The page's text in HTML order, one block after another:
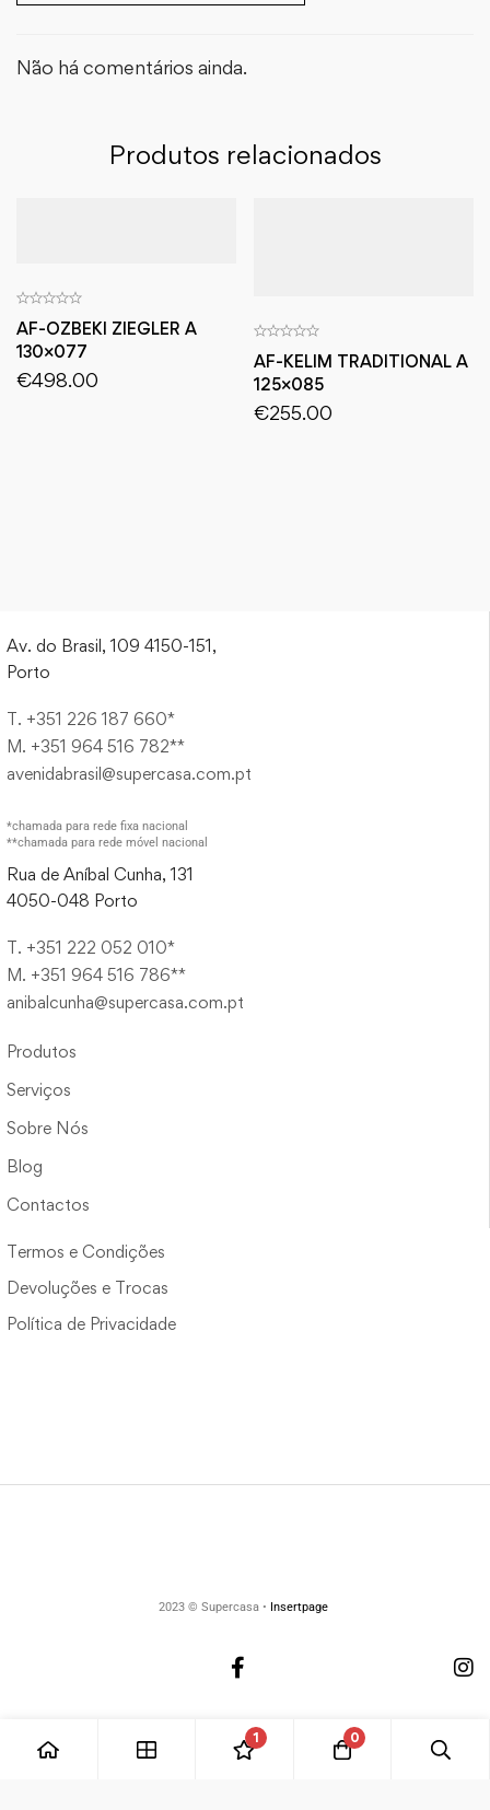
Não há comentários ainda.
Produtos relacionados
AF-OZBEKI ZIEGLER A
130×077
€498.00
AF-KELIM TRADITIONAL A
125×085
€255.00
Av. do Brasil, 109 4150-151,
Porto
T. +351 226 187 660*
M. +351 964 516 782**
avenidabrasil@supercasa.com.pt
*chamada para rede fixa nacional
**chamada para rede móvel nacional
Rua de Aníbal Cunha, 131
4050-048 Porto
T. +351 222 052 010*
M. +351 964 516 786**
anibalcunha@supercasa.com.pt
Produtos
Serviços
Sobre Nós
Blog
Contactos
Termos e Condições
Devoluções e Trocas
Política de Privacidade
2023 © Supercasa • Insertpage
1 0